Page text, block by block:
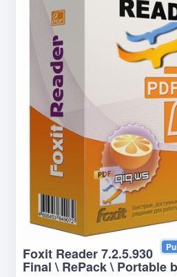
Foxit Reader 7.2.5.930
Final \ RePack \ Portable